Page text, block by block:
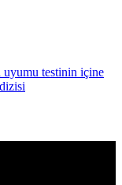
uyumu testinin içine